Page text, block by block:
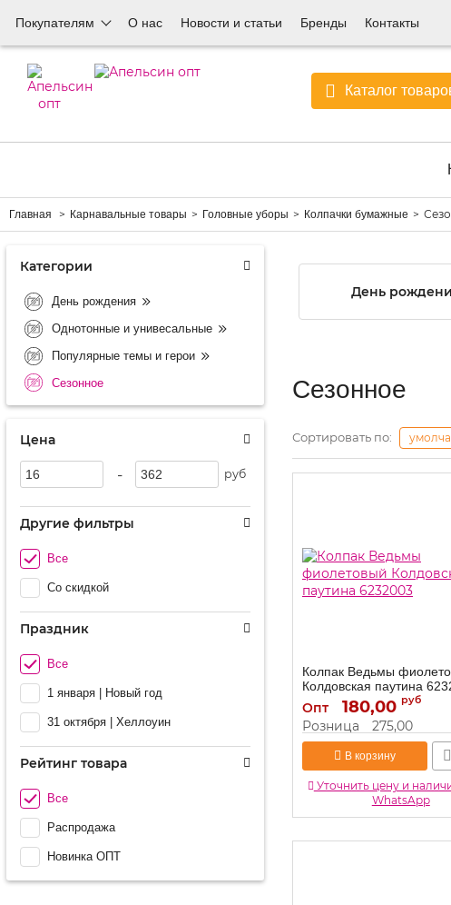
Покупателям О нас Новости и статьи Бренды Контакты
Каталог
Главная Карнавальные товары Головные уборы Колпачки бумажные
Категории
День рождения
Однотонные и унивесальные
Популярные темы и герои
Сезонное
Цена
- руб
Другие фильтры
Все
Со скидкой
Праздник
Все
1 января | Новый год
31 октября | Хеллоуин
Рейтинг товара
Все
Распродажа
Новинка ОПТ
День
Сезонное
Сортировать по:
Колпак Ведьмы
Колдовская паутина
Артикул: 6232003
Опт 180,00 руб
Розница 275,00
В корзину
Уточнить цену и
WhatsApp